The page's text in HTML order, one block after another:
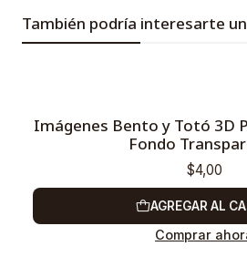
También podría interesarte
Imágenes Bento y Totó 3D
Fondo
$4,00
AGREGAR AL
Comprar